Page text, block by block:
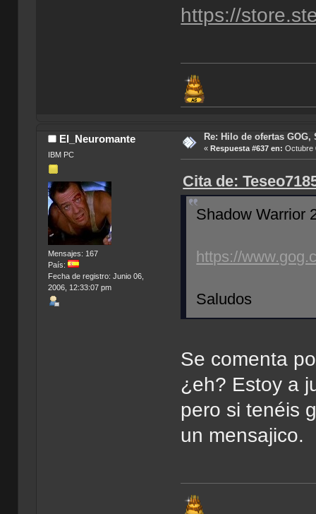
https://
El_Neuromante
IBM PC
Mensajes: 167
País:
Fecha de registro: Junio 06,
2006, 12:33:07 pm
Re: Hilo de ofertas GOG,
« Respuesta #637 en: Octubre
Cita de:
Shadow Warrior
https://
Saludos
Se comenta
¿eh? Estoy a
pero si tenéis
un mensajico.